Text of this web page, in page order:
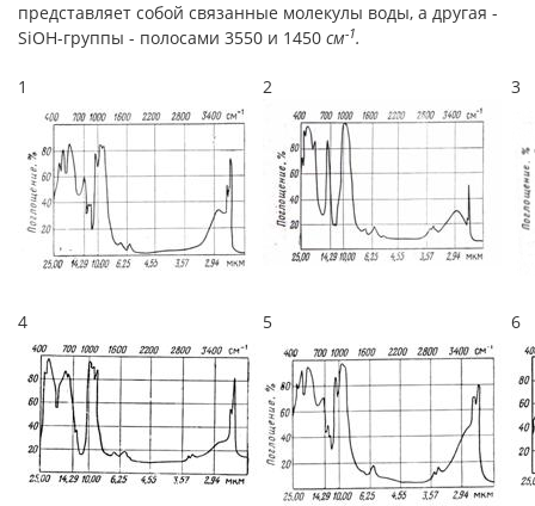
представляет собой связанные молекулы воды, а другая -
SiOH-группы - полосами 3550 и 1450 см-1.
1 2 3
4 5 6